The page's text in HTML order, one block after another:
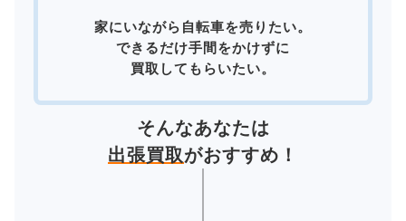
家にいながら自転車を売りたい。
できるだけ手間をかけずに
買取してもらいたい。
そんなあなたは
出張買取がおすすめ！